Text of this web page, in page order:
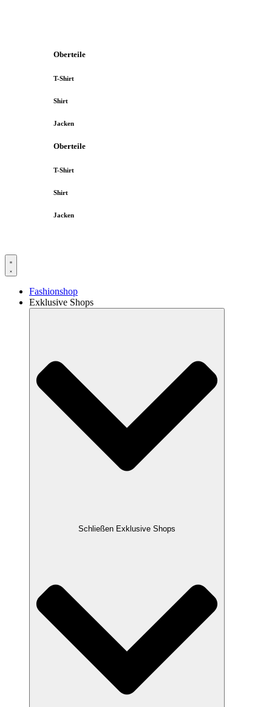
Oberteile
T-Shirt
Shirt
Jacken
Oberteile
T-Shirt
Shirt
Jacken
Fashionshop
Exklusive Shops
Schließen Exklusive Shops